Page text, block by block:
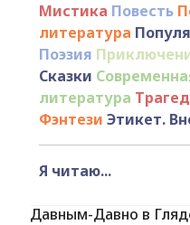
Мистика Повесть
литература
Поэзия
Сказки
литература
Фэнтези Этикет.
Я читаю...
Давным-Давно в